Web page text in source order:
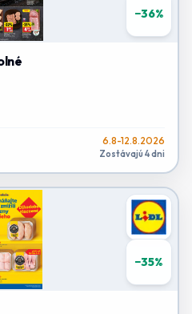
−36%
6.8-12.8.2026
Zostávajú 4 dni
−35%